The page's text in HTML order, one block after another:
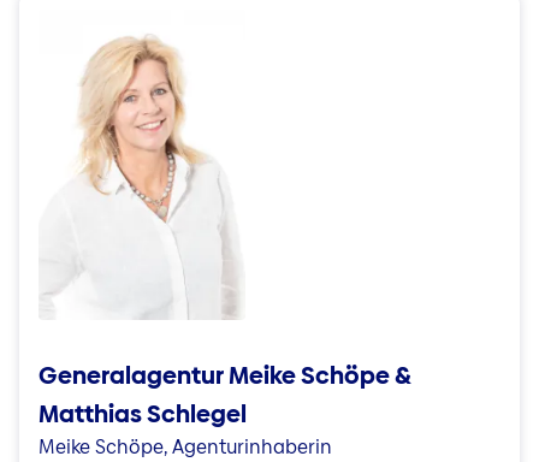
Generalagentur Meike Schöpe &
Matthias Schlegel
Meike Schöpe, Agenturinhaberin